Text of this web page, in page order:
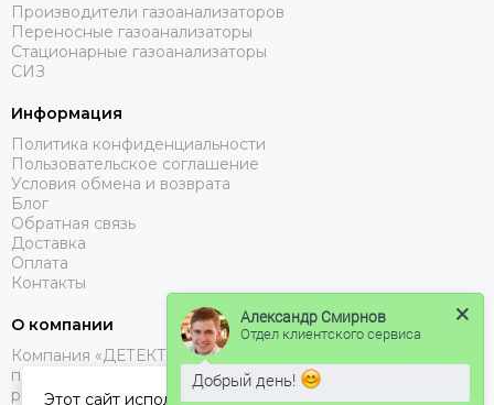
Производители газоанализаторов
Переносные газоанализаторы
Стационарные газоанализаторы
СИЗ
Информация
Политика конфиденциальности
Пользовательское соглашение
Условия обмена и возврата
Блог
Обратная связь
Доставка
Оплата
Контакты
О компании
Компания «ДЕТЕКТОР ГАЗА №1» специализируется на
поставках газоанализаторов, с доставкой в Москве, МО и
регионах РФ.
Этот сайт использует cookie-файлы и другие
Александр Смирнов
Отдел клиентского сервиса
Добрый день!